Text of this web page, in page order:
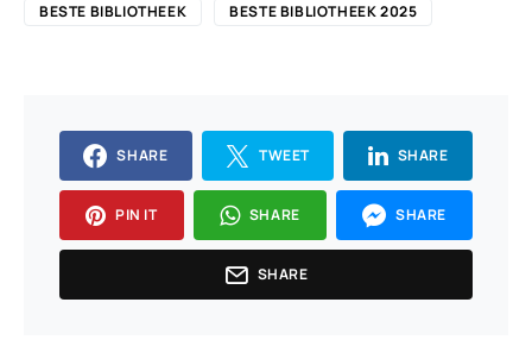
BESTE BIBLIOTHEEK BESTE BIBLIOTHEEK 2025
SHARE TWEET SHARE
PIN IT SHARE SHARE
SHARE